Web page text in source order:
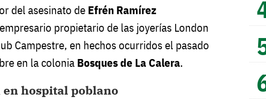
del asesinato de Efrén Ramírez
propietario de las joyerías London
Campestre, en hechos ocurridos el pasado
en la colonia Bosques de La Calera.
hospital poblano